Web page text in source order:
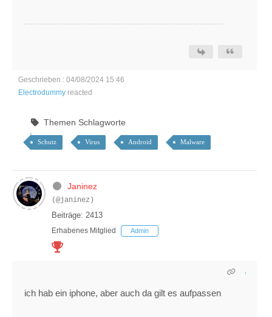
Geschrieben : 04/08/2024 15:46
Electrodummy reacted
Themen Schlagworte
Schutz Virus Android Malware
Janinez
(@janinez)
Beiträge: 2413
Erhabenes Mitglied Admin
ich hab ein iphone, aber auch da gilt es aufpassen